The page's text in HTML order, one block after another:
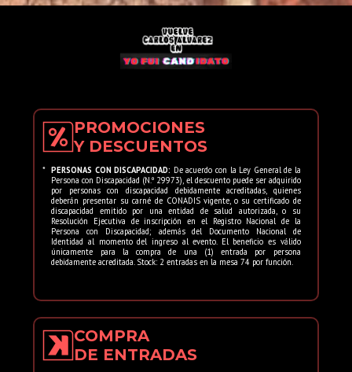
PROMOCIONES
Y DESCUENTOS
* PERSONAS CON DISCAPACIDAD: De acuerdo con la Ley General de la
Persona con Discapacidad (N.º 29973), el descuento puede ser adquirido
por personas con discapacidad debidamente acreditadas, quienes
deberán presentar su carné de CONADIS vigente, o su certificado de
discapacidad emitido por una entidad de salud autorizada, o su
Resolución Ejecutiva de inscripción en el Registro Nacional de la
Persona con Discapacidad; además del Documento Nacional de
Identidad al momento del ingreso al evento. El beneficio es válido
únicamente para la compra de una (1) entrada por persona
debidamente acreditada. Stock: 2 entradas en la mesa 74 por función.
COMPRA
DE ENTRADAS